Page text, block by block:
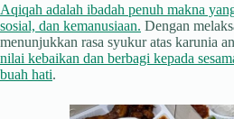
Aqiqah adalah ibadah penuh makna
sosial, dan kemanusiaan. Dengan
menunjukkan rasa syukur atas karunia
nilai kebaikan dan berbagi kepada
buah hati.